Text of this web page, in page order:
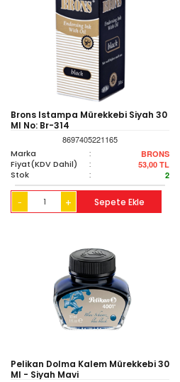
Brons Istampa Mürekkebi Siyah 30
Ml No: Br-314
8697405221165
Marka
: BRONS
Fiyat(KDV Dahil) : 53,00 TL
Stok : 2
- + Sepete Ekle
Pelikan Dolma Kalem Mürekkebi 30
Ml - Siyah Mavi